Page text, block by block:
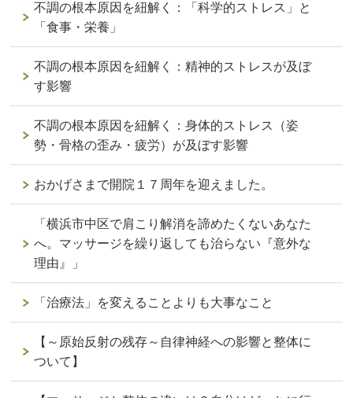
不調の根本原因を紐解く：「科学的ストレス」と
「食事・栄養」
不調の根本原因を紐解く：精神的ストレスが及ぼ
す影響
不調の根本原因を紐解く：身体的ストレス（姿
勢・骨格の歪み・疲労）が及ぼす影響
おかげさまで開院１７周年を迎えました。
「横浜市中区で肩こり解消を諦めたくないあなた
へ。マッサージを繰り返しても治らない『意外な
理由』」
「治療法」を変えることよりも大事なこと
【～原始反射の残存～自律神経への影響と整体に
ついて】